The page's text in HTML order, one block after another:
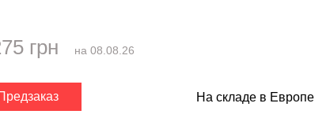
грн на 08.08.26
На складе в Европе